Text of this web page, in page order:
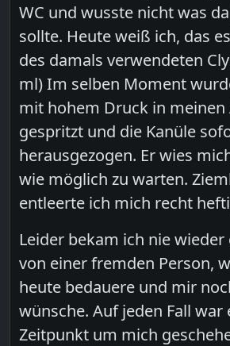
WC und wusste nicht was
sollte. Heute weiß ich, das
des damals verwendeten
ml) Im selben Moment
mit hohem Druck in
gespritzt und die Kanüle
herausgezogen. Er wies
wie möglich zu warten.
entleerte ich mich recht
Leider bekam ich nie wieder
von einer fremden Person,
heute bedauere und mir
wünsche. Auf jeden Fall war
Zeitpunkt um mich